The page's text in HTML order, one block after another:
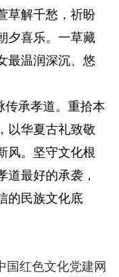
草解千愁，祈盼
夕喜乐。一草藏
最温润深沉、悠
传承孝道。重拾本
以华夏古礼致敬
风。坚守文化根
道最好的承袭，
的民族文化底
国红色文化党建网